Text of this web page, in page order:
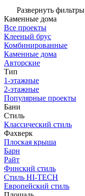
Развернуть фильтры
Каменные дома
Все проекты
Клееный брус
Комбинированные
Каменные дома
Авторские
Тип
1-этажные
2-этажные
Популярные проекты
Бани
Стиль
Классический стиль
Фахверк
Плоская крыша
Барн
Райт
Финский стиль
Стиль HI-TECH
Европейский стиль